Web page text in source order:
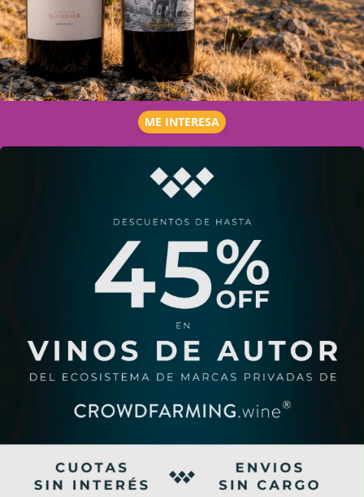
ME INTERESA